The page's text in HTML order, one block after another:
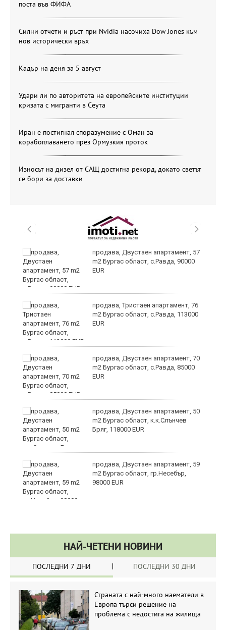
поста във ФИФА
Силни отчети и ръст при Nvidia насочиха Dow Jones към
нов исторически връх
Кадър на деня за 5 август
Удари ли по авторитета на европейските институции
кризата с мигранти в Сеута
Иран е постигнал споразумение с Оман за
корабоплаването през Ормузкия проток
Износът на дизел от САЩ достигна рекорд, докато светът
се бори за доставки
продава, Двустаен апартамент, 57
m2 Бургас област, с.Равда, 90000
EUR
продава, Тристаен апартамент, 76
m2 Бургас област, с.Равда, 113000
EUR
продава, Двустаен апартамент, 70
m2 Бургас област, с.Равда, 85000
EUR
продава, Двустаен апартамент, 50
m2 Бургас област, к.к.Слънчев
Бряг, 118000 EUR
продава, Двустаен апартамент, 59
m2 Бургас област, гр.Несебър,
98000 EUR
НАЙ-ЧЕТЕНИ НОВИНИ
ПОСЛЕДНИ 7 ДНИ ПОСЛЕДНИ 30 ДНИ
Страната с най-много наематели в
Европа търси решение на
проблема с недостига на жилища